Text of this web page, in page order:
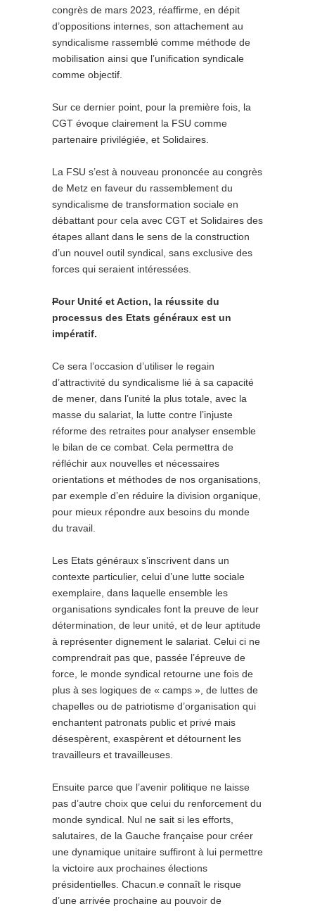
congrès de mars 2023, réaffirme, en dépit
d’oppositions internes, son attachement au
syndicalisme rassemblé comme méthode de
mobilisation ainsi que l’unification syndicale
comme objectif.
Sur ce dernier point, pour la première fois, la
CGT évoque clairement la FSU comme
partenaire privilégiée, et Solidaires.
La FSU s’est à nouveau prononcée au congrès
de Metz en faveur du rassemblement du
syndicalisme de transformation sociale en
débattant pour cela avec CGT et Solidaires des
étapes allant dans le sens de la construction
d’un nouvel outil syndical, sans exclusive des
forces qui seraient intéressées.
Pour Unité et Action, la réussite du
processus des Etats généraux est un
impératif.
Ce sera l’occasion d’utiliser le regain
d’attractivité du syndicalisme lié à sa capacité
de mener, dans l’unité la plus totale, avec la
masse du salariat, la lutte contre l’injuste
réforme des retraites pour analyser ensemble
le bilan de ce combat. Cela permettra de
réfléchir aux nouvelles et nécessaires
orientations et méthodes de nos organisations,
par exemple d’en réduire la division organique,
pour mieux répondre aux besoins du monde
du travail.
Les Etats généraux s’inscrivent dans un
contexte particulier, celui d’une lutte sociale
exemplaire, dans laquelle ensemble les
organisations syndicales font la preuve de leur
détermination, de leur unité, et de leur aptitude
à représenter dignement le salariat. Celui ci ne
comprendrait pas que, passée l’épreuve de
force, le monde syndical retourne une fois de
plus à ses logiques de « camps », de luttes de
chapelles ou de patriotisme d’organisation qui
enchantent patronats public et privé mais
désespèrent, exaspèrent et détournent les
travailleurs et travailleuses.
Ensuite parce que l’avenir politique ne laisse
pas d’autre choix que celui du renforcement du
monde syndical. Nul ne sait si les efforts,
salutaires, de la Gauche française pour créer
une dynamique unitaire suffiront à lui permettre
la victoire aux prochaines élections
présidentielles. Chacun.e connaît le risque
d’une arrivée prochaine au pouvoir de